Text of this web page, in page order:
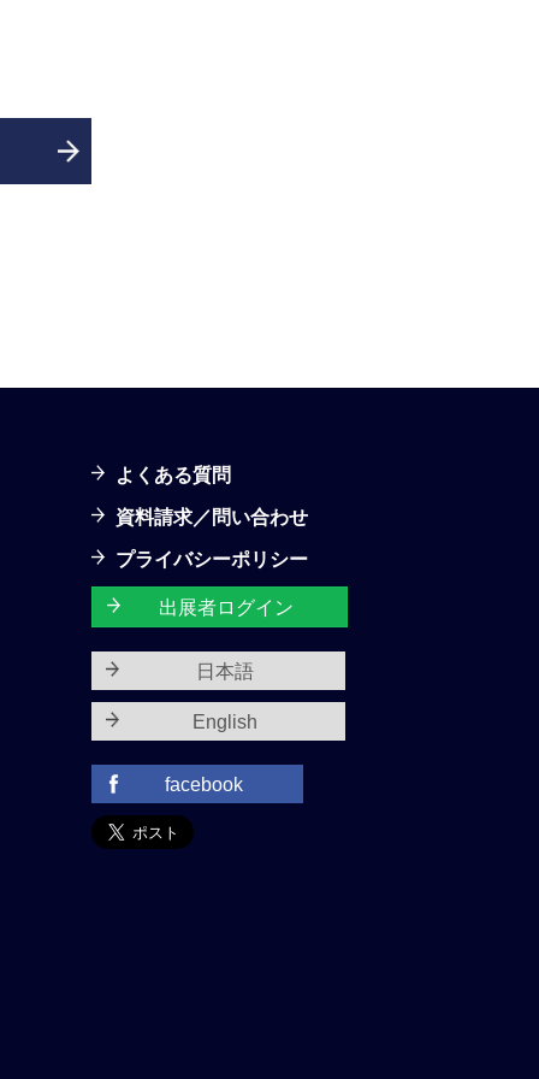
よくある質問
資料請求／問い合わせ
プライバシーポリシー
出展者ログイン
日本語
English
facebook